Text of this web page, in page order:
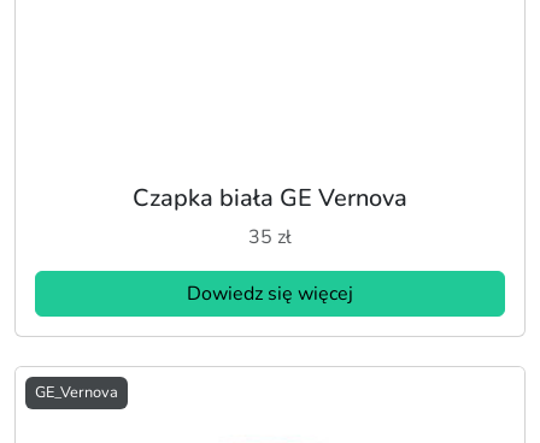
Czapka biała GE Vernova
35 zł
Dowiedz się więcej
GE_Vernova